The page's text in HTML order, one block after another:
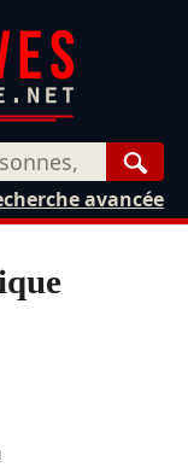
avancée